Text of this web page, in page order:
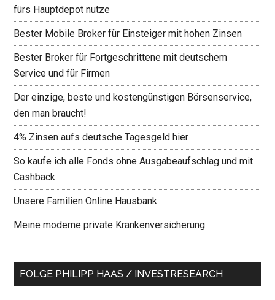
fürs Hauptdepot nutze
Bester Mobile Broker für Einsteiger mit hohen Zinsen
Bester Broker für Fortgeschrittene mit deutschem
Service und für Firmen
Der einzige, beste und kostengünstigen Börsenservice,
den man braucht!
4% Zinsen aufs deutsche Tagesgeld hier
So kaufe ich alle Fonds ohne Ausgabeaufschlag und mit
Cashback
Unsere Familien Online Hausbank
Meine moderne private Krankenversicherung
FOLGE PHILIPP HAAS / INVESTRESEARCH